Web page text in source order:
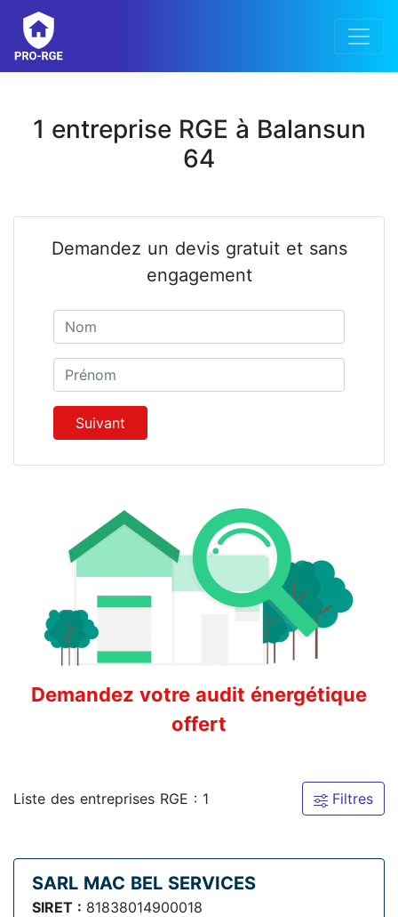
1 entreprise RGE à Balansun
64
Demandez un devis gratuit et sans
engagement
Prénom
Suivant
Demandez votre audit énergétique
offert
Liste des entreprises RGE : 1 Filtres
SARL MAC BEL SERVICES
SIRET : 81838014900018